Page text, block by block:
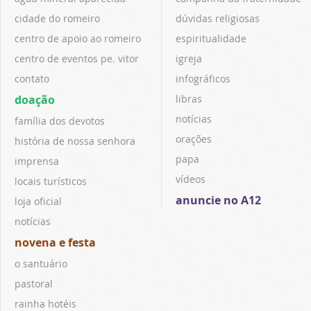
cidade do romeiro
centro de apoio ao romeiro
centro de eventos pe. vitor
contato
doação
família dos devotos
história de nossa senhora
imprensa
locais turísticos
loja oficial
notícias
novena e festa
o santuário
pastoral
rainha hotéis
dúvidas religiosas
espiritualidade
igreja
infográficos
libras
notícias
orações
papa
vídeos
anuncie no A12